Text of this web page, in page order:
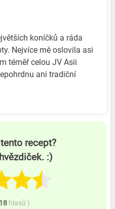
koníčků a ráda
Nejvíce mě oslovila asi
téměř celou JV Asii
ani tradiční
recept?
:)
18 hlasů )